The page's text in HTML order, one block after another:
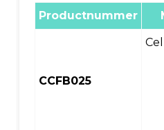
Productnummer
CCFB025